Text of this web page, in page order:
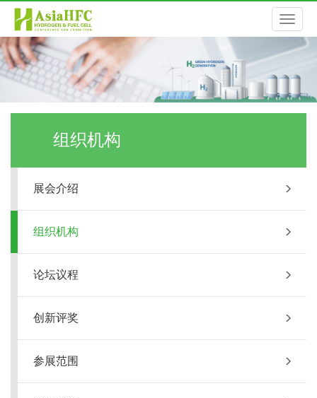
切
导
组织机构
展会介绍
组织机构
论坛议程
创新评奖
参展范围